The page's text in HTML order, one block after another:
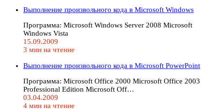
Выполнение произвольного кода в Microsoft Windows
Программа: Microsoft Windows Server 2008 Microsoft
Windows Vista
15.09.2009
3 мин на чтение
Выполнение произвольного кода в Microsoft PowerPoint
Программа: Microsoft Office 2000 Microsoft Office 2003
Professional Edition Microsoft Off…
03.04.2009
4 мин на чтение